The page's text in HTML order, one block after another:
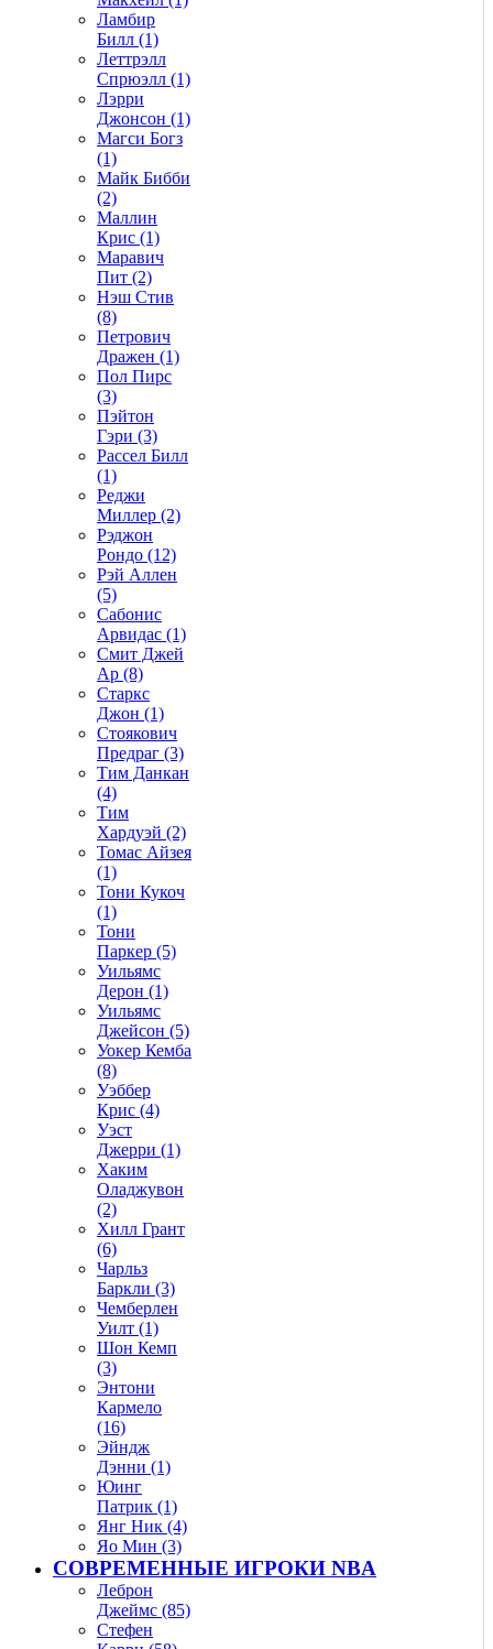
Ламбир
Билл (1)
Леттрэлл
Спрюэлл (1)
Лэрри
Джонсон (1)
Магси Богз
(1)
Майк Бибби
(2)
Маллин
Крис (1)
Маравич
Пит (2)
Нэш Стив
(8)
Петрович
Дражен (1)
Пол Пирс
(3)
Пэйтон
Гэри (3)
Рассел Билл
(1)
Реджи
Миллер (2)
Рэджон
Рондо (12)
Рэй Аллен
(5)
Сабонис
Арвидас (1)
Смит Джей
Ар (8)
Старкс
Джон (1)
Стоякович
Предраг (3)
Тим Данкан
(4)
Тим
Хардуэй (2)
Томас Айзея
(1)
Тони Кукоч
(1)
Тони
Паркер (5)
Уильямс
Дерон (1)
Уильямс
Джейсон (5)
Уокер Кемба
(8)
Уэббер
Крис (4)
Уэст
Джерри (1)
Хаким
Оладжувон
(2)
Хилл Грант
(6)
Чарльз
Баркли (3)
Чемберлен
Уилт (1)
Шон Кемп
(3)
Энтони
Кармело
(16)
Эйндж
Дэнни (1)
Юинг
Патрик (1)
Янг Ник (4)
Яо Мин (3)
СОВРЕМЕННЫЕ ИГРОКИ NBA
Леброн
Джеймс (85)
Стефен